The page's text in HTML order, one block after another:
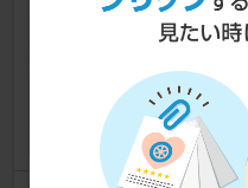
エ
ッ
オイ